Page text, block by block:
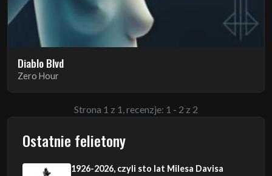
Diablo Blvd
Zero Hour
Strona 1 z 1, recenzje: 1 - 2 z 2
Ostatnie felietony
1926-2026, czyli sto lat Milesa Davisa